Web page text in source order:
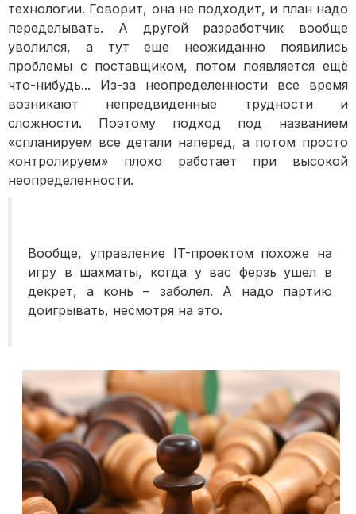
технологии. Говорит, она не подходит, и план надо
переделывать. А другой разработчик вообще
уволился, а тут еще неожиданно появились
проблемы с поставщиком, потом появляется ещё
что-нибудь... Из-за неопределенности все время
возникают непредвиденные трудности и
сложности. Поэтому подход под названием
«спланируем все детали наперед, а потом просто
контролируем» плохо работает при высокой
неопределенности.
Вообще, управление IT-проектом похоже на
игру в шахматы, когда у вас ферзь ушел в
декрет, а конь – заболел. А надо партию
доигрывать, несмотря на это.